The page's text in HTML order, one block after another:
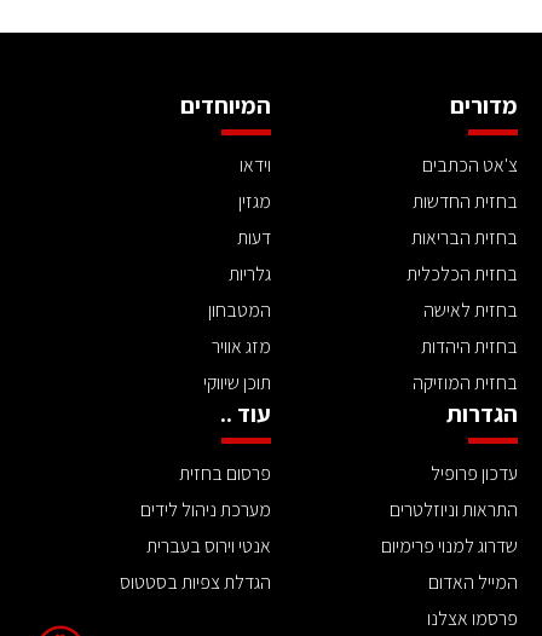
מדורים
צ'אט הכתבים
בחזית החדשות
בחזית הבריאות
בחזית הכלכלית
בחזית לאישה
בחזית היהדות
בחזית המוזיקה
המיוחדים
וידאו
מגזין
דעות
גלריות
המטבחון
מזג אוויר
תוכן שיווקי
הגדרות
עדכון פרופיל
התראות וניוזלטרים
שדרוג למנוי פרימיום
המייל האדום
פרסמו אצלנו
עוד ..
פרסום בחזית
מערכת ניהול לידים
אנטי וירוס בעברית
הגדלת צפיות בסטטוס